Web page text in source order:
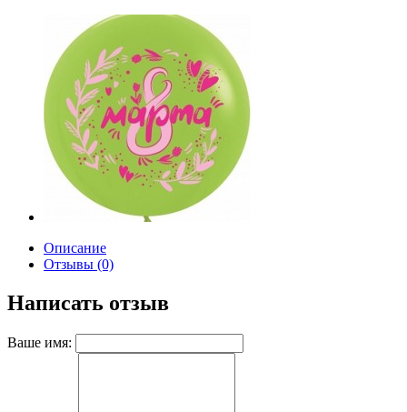
Описание
Отзывы (0)
Написать отзыв
Ваше имя: